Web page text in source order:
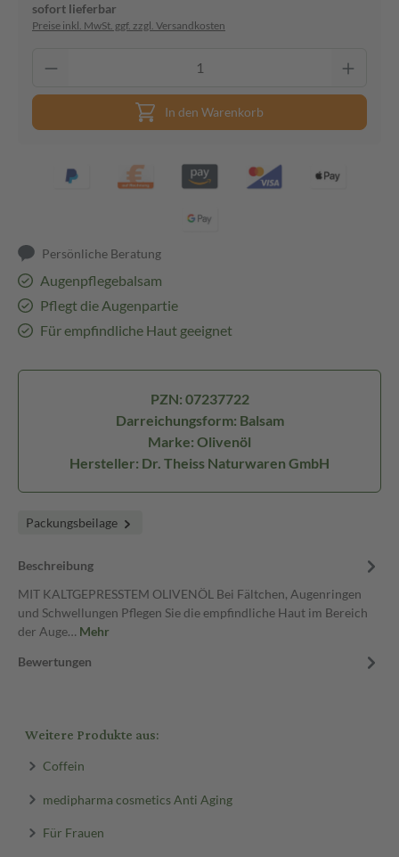
sofort lieferbar
Preise inkl. MwSt. ggf. zzgl. Versandkosten
In den Warenkorb
Persönliche Beratung
Augenpflegebalsam
Pflegt die Augenpartie
Für empfindliche Haut geeignet
PZN: 07237722
Darreichungsform: Balsam
Marke: Olivenöl
Hersteller: Dr. Theiss Naturwaren GmbH
Packungsbeilage
Beschreibung
MIT KALTGEPRESSTEM OLIVENÖL Bei Fältchen, Augenringen
und Schwellungen Pflegen Sie die empfindliche Haut im Bereich
der Auge… Mehr
Bewertungen
Weitere Produkte aus:
Coffein
medipharma cosmetics Anti Aging
Für Frauen